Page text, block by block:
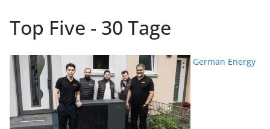
Top Five - 30 Tage
German Energy